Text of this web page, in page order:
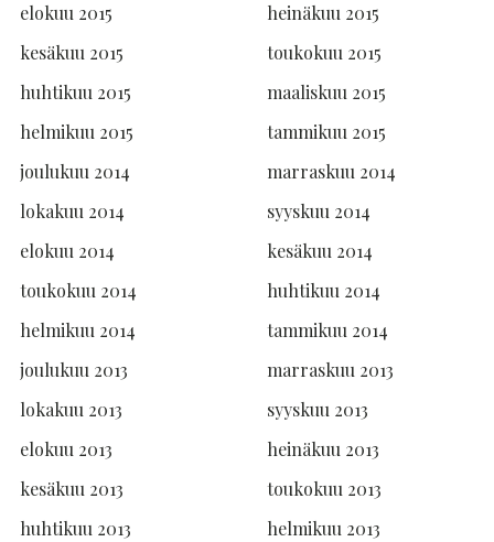
elokuu 2015
heinäkuu 2015
kesäkuu 2015
toukokuu 2015
huhtikuu 2015
maaliskuu 2015
helmikuu 2015
tammikuu 2015
joulukuu 2014
marraskuu 2014
lokakuu 2014
syyskuu 2014
elokuu 2014
kesäkuu 2014
toukokuu 2014
huhtikuu 2014
helmikuu 2014
tammikuu 2014
joulukuu 2013
marraskuu 2013
lokakuu 2013
syyskuu 2013
elokuu 2013
heinäkuu 2013
kesäkuu 2013
toukokuu 2013
huhtikuu 2013
helmikuu 2013